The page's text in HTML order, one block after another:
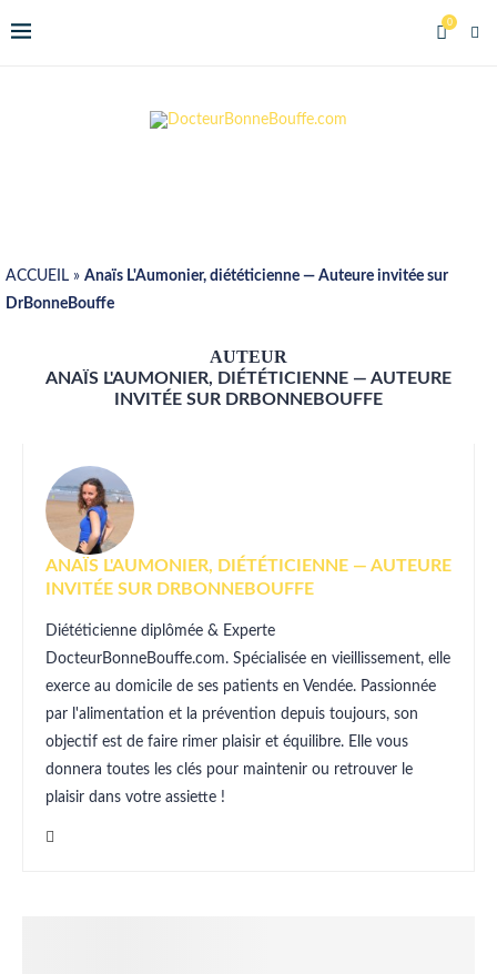
0
ACCUEIL » Anaïs L'Aumonier, diététicienne — Auteure invitée sur
DrBonneBouffe
AUTEUR
ANAÏS L'AUMONIER, DIÉTÉTICIENNE — AUTEURE
INVITÉE SUR DRBONNEBOUFFE
ANAÏS L'AUMONIER, DIÉTÉTICIENNE — AUTEURE
INVITÉE SUR DRBONNEBOUFFE
Diététicienne diplômée & Experte
DocteurBonneBouffe.com. Spécialisée en vieillissement, elle
exerce au domicile de ses patients en Vendée. Passionnée
par l'alimentation et la prévention depuis toujours, son
objectif est de faire rimer plaisir et équilibre. Elle vous
donnera toutes les clés pour maintenir ou retrouver le
plaisir dans votre assiette !